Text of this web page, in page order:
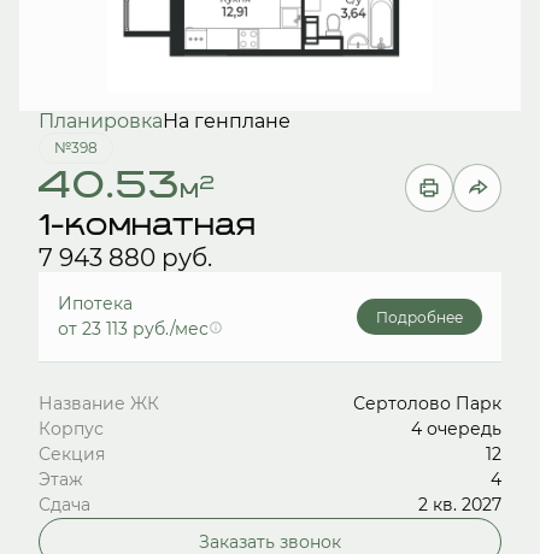
ПланировкаНа генплане
№398
40.53м2
1-комнатная
7 943 880 руб.
Ипотека
от 23 113 руб./мес
Подробнее
Название ЖК
Сертолово Парк
Корпус
4 очередь
Секция
12
Этаж
4
Сдача
2 кв. 2027
Заказать звонок